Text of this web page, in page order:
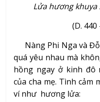
Lửa hương
(D. 440
Nàng Phi Nga và
quá yêu nhau mà
hồng ngay ở kinh đô
của cha mẹ. Tình cảm
ví như hương lửa: